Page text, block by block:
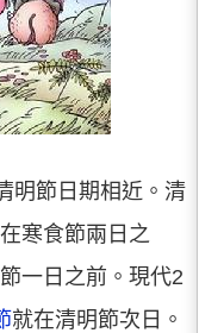
明節日期相近。清
寒食節兩日之
一日之前。現代2
就在清明節次日。